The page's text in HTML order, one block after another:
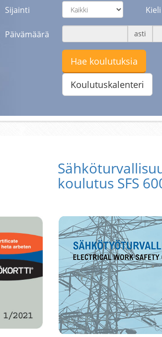
Sijainti Kieli
Päivämäärä asti
Hae koulutuksia
Koulutuskalenteri
koulutus SFS